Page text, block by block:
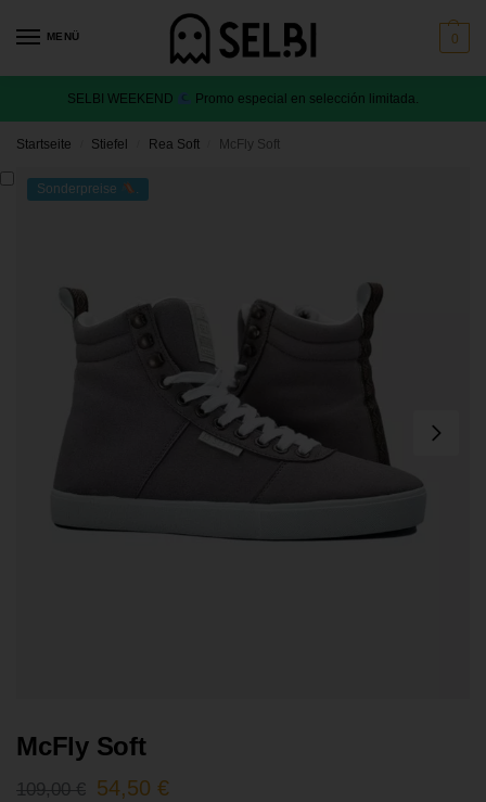
MENÜ 0
SELBI WEEKEND Promo especial en selección limitada.
Startseite Stiefel Rea Soft McFly Soft
Sonderpreise .
McFly Soft
109,00€ 54,50 €